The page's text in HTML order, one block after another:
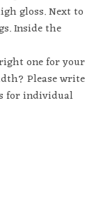
gloss. Next to
Inside the
one for your
Please write
for individual